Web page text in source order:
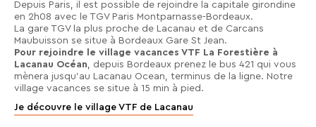
Depuis Paris, il est possible de rejoindre la capitale girondine
en 2h08 avec le TGV Paris Montparnasse-Bordeaux.
La gare TGV la plus proche de Lacanau et de Carcans
Maubuisson se situe à Bordeaux Gare St Jean.
Pour rejoindre le village vacances VTF La Forestière à
Lacanau Océan, depuis Bordeaux prenez le bus 421 qui vous
mènera jusqu’au Lacanau Ocean, terminus de la ligne. Notre
village vacances se situe à 15 min à pied.
Je découvre le village VTF de Lacanau
pratiques
pour
bien
préparer
vos
prochaines
vacances.